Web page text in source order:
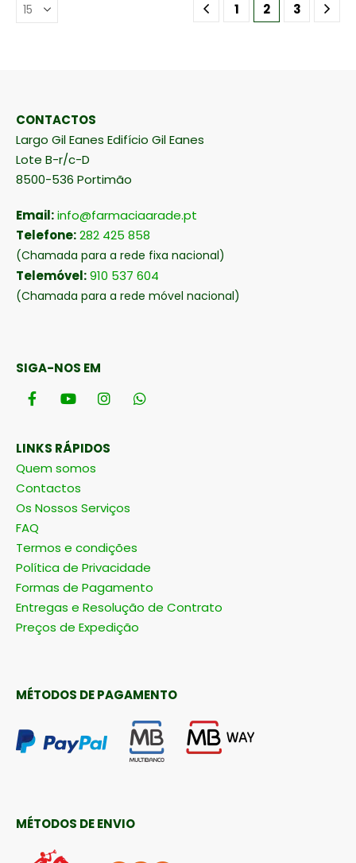
1 2 3
CONTACTOS
Largo Gil Eanes Edifício Gil Eanes
Lote B-r/c-D
8500-536 Portimão
Email:info@farmaciaarade.pt
Telefone:282 425 858
(Chamada para a rede fixa nacional)
Telemóvel:910 537 604
(Chamada para a rede móvel nacional)
SIGA-NOS EM
LINKS RÁPIDOS
Quem somos
Contactos
Os Nossos Serviços
FAQ
Termos e condições
Política de Privacidade
Formas de Pagamento
Entregas e Resolução de Contrato
Preços de Expedição
MÉTODOS DE PAGAMENTO
MÉTODOS DE ENVIO